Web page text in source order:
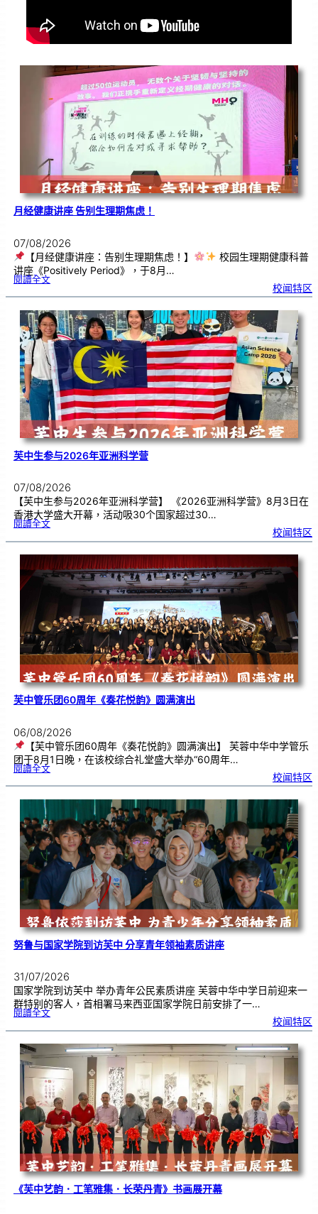
月经健康讲座 告别生理期焦虑！
07/08/2026
【月经健康讲座：告别生理期焦虑！】
校园生理期健康科普
讲座《Positively Period》，于8月…
閱讀全文:月
康
座
告
别
生
理
期
焦
虑
！
校闻特区
芙中生参与2026年亚洲科学营
07/08/2026
【芙中生参与2026年亚洲科学营】 《2026亚洲科学营》8月3日在
香港大学盛大开幕，活动吸30个国家超过30…
閱讀全文:芙
参
2
0
2
6
年
亚
洲科
校闻特区
芙中管乐团60周年《奏花悦韵》圆满演出
06/08/2026
【芙中管乐团60周年《奏花悦韵》圆满演出】 芙蓉中华中学管乐
团于8月1日晚，在该校综合礼堂盛大举办“60周年…
閱讀全文:芙
乐
6
0
《
奏
花
悦
韵
》
圆
满
演
出
校闻特区
努鲁与国家学院到访芙中 分享青年领袖素质讲座
31/07/2026
国家学院到访芙中 举办青年公民素质讲座 芙蓉中华中学日前迎来一
群特别的客人，首相署马来西亚国家学院日前安排了一…
閱讀全文:努
国
学
院
到
访
中
分
享
青
年
领
袖
素
质
讲
座
校闻特区
《芙中艺韵．工笔雅集．长荣丹青》书画展开幕